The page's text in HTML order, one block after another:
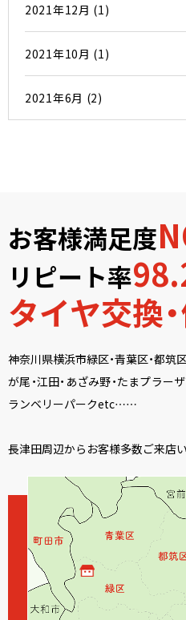
2021年12月 (1)
2021年10月 (1)
2021年6月 (2)
お客様満足度
リピート率
タイヤ交換
神奈川県横浜市緑区・青葉区・都筑区
が尾・江田・あざみ野・たまプラー
ランベリーパークetc……
長津田周辺からお客様多数ご来店